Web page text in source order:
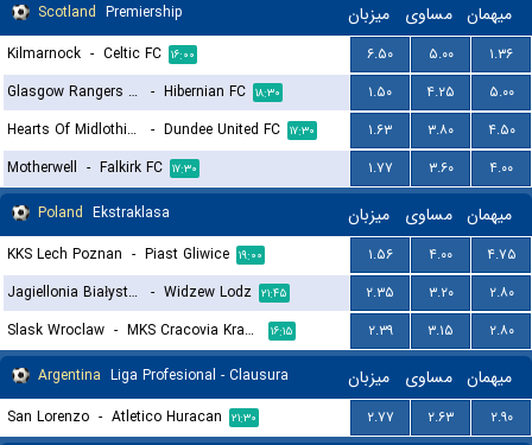
Scotland Premiership میزبان مساوی میهمان
Kilmarnock - Celtic FC ۱۶:۰۰ ۶.۵۰ ۵.۰۰
۱.۳۶
Glasgow Rangers FC
- Hibernian FC ۱۸:۳۰ ۱.۵۰ ۴.۲۵
۵.۰۰
Hearts Of Midlothian FC
- Dundee United FC ۱۷:۳۰ ۱.۶۳ ۳.۸۰
۴.۵۰
Motherwell - Falkirk FC ۱۷:۳۰ ۱.۷۷ ۳.۶۰
۴.۰۰
Poland Ekstraklasa میزبان مساوی میهمان
KKS Lech Poznan - Piast Gliwice ۱۹:۰۰ ۱.۵۶ ۴.۰۰
۴.۷۵
Jagiellonia Białystok
- Widzew Lodz ۲۱:۴۵ ۲.۳۵ ۳.۲۰
۲.۸۰
Slask Wroclaw - MKS Cracovia Krakow ۱۶:۱۵ ۲.۳۹ ۳.۱۵
۲.۸۰
Argentina Liga Profesional - Clausura میزبان مساوی میهمان
San Lorenzo - Atletico Huracan ۲۱:۳۰ ۲.۷۷ ۲.۶۳
۲.۹۰